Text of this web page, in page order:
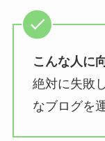
こんな人に
絶対に失敗
なブログを